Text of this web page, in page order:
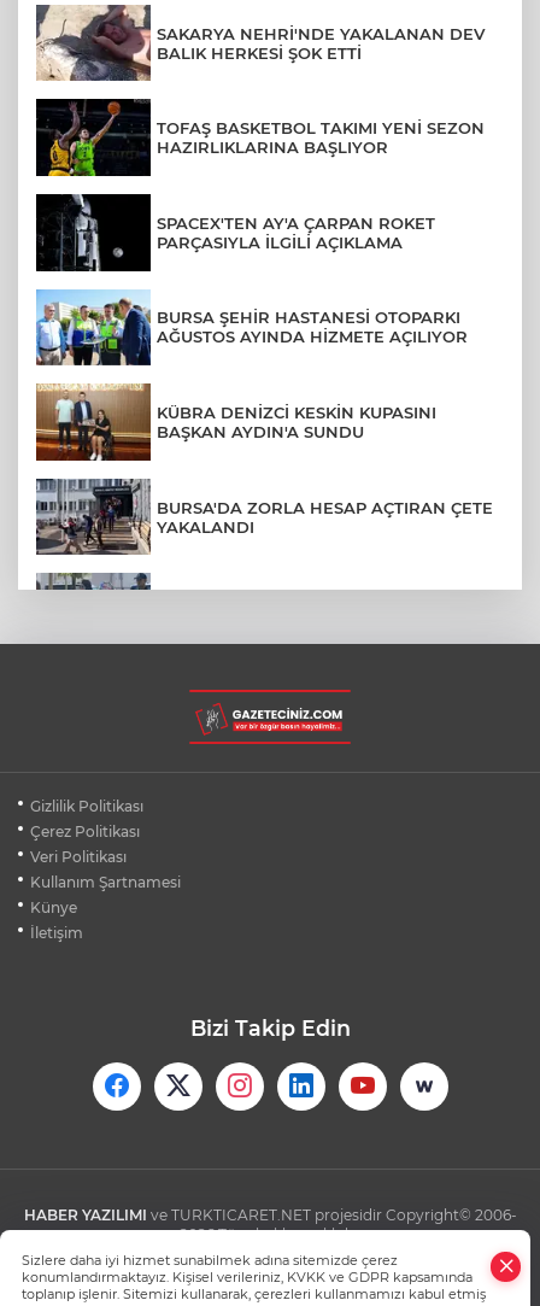
SAKARYA NEHRİ'NDE YAKALANAN DEV
BALIK HERKESİ ŞOK ETTİ
TOFAŞ BASKETBOL TAKIMI YENİ SEZON
HAZIRLIKLARINA BAŞLIYOR
SPACEX'TEN AY'A ÇARPAN ROKET
PARÇASIYLA İLGİLİ AÇIKLAMA
BURSA ŞEHİR HASTANESİ OTOPARKI
AĞUSTOS AYINDA HİZMETE AÇILIYOR
KÜBRA DENİZCİ KESKİN KUPASINI
BAŞKAN AYDIN'A SUNDU
BURSA'DA ZORLA HESAP AÇTIRAN ÇETE
YAKALANDI
YENİ PARTİ'DE SKANDAL KARAR: DHKP-
C'Lİ YAVUZ NAZLIGÜL "BAŞKAN" ATANDI
12 AĞUSTOS'TA DÜNYA'NIN YER ÇEKİMİ
Gizlilik Politikası
Çerez Politikası
Veri Politikası
Kullanım Şartnamesi
Künye
İletişim
Bizi Takip Edin
HABER YAZILIMI ve TURKTICARET.NET projesidir Copyright© 2006-
2026 Tüm hakları saklıdır.
Sizlere daha iyi hizmet sunabilmek adına sitemizde çerez
konumlandırmaktayız. Kişisel verileriniz, KVKK ve GDPR kapsamında
toplanıp işlenir. Sitemizi kullanarak, çerezleri kullanmamızı kabul etmiş